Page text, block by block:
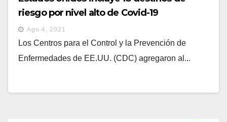
riesgo por nivel alto de Covid-19
Ago 4, 2021
Los Centros para el Control y la Prevención de
Enfermedades de EE.UU. (CDC) agregaron al...